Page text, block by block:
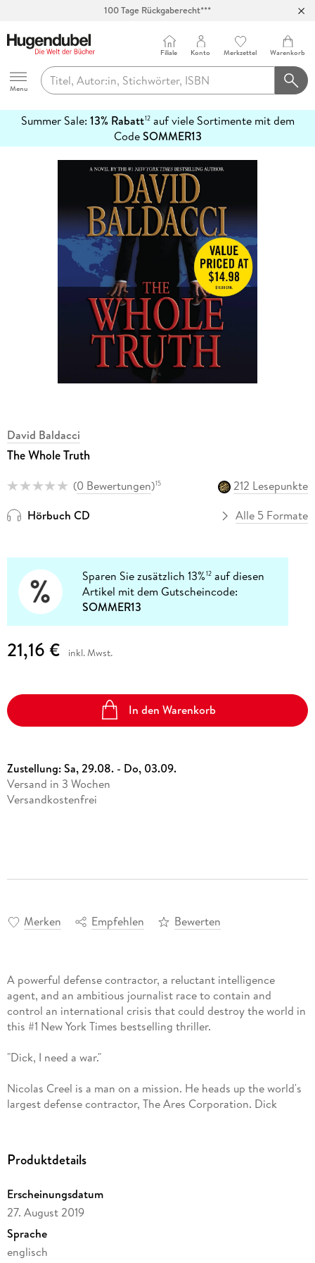
Hugendubel
Menu
Filiale Konto Merkzettel Warenkorb
Summer Sale: 13% Rabatt12auf viele Sortimente mit dem
CodeSOMMER13
erfahren
David Baldacci
The Whole Truth
(0 Bewertungen)15
212 Lesepunkte
Hörbuch CD
Alle 5 Formate
Sparen Sie zusätzlich 13%12 auf diesen
Artikel mit dem Gutscheincode:
SOMMER13
21,16 € inkl. Mwst.
In den Warenkorb
Zustellung:Sa, 29.08. - Do, 03.09.
Versand in 3 Wochen
Versandkostenfrei
Merken Empfehlen Bewerten
A powerful defense contractor, a reluctant intelligence
agent, and an ambitious journalist race to contain and
control an international crisis that could destroy the world in
this #1 New York Times bestselling thriller.
"Dick, I need a war."
Nicolas Creel is a man on a mission. He heads up the world's
largest defense contractor, The Ares Corporation. Dick
conflicts. But Creel may have an even grander plan in mind.
different agenda. Reluctantly doing the bidding of a secret
multi-national intelligence agency, he travels the globe to
keep it safe and at peace.
Desperate to get back to the top of her profession, Katie
Produktdetails
Erscheinungsdatum
27. August 2019
Sprache
englisch